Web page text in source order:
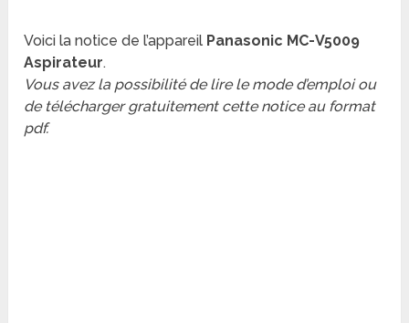
Voici la notice de l’appareil Panasonic MC-V5009
Aspirateur.
Vous avez la possibilité de lire le mode d’emploi ou
de télécharger gratuitement cette notice au format
pdf.